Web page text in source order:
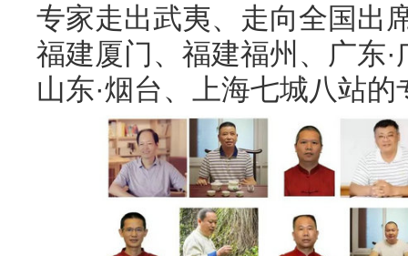
专家走出武夷、走向全国出
福建厦门、福建福州、广东·
山东·烟台、上海七城八站